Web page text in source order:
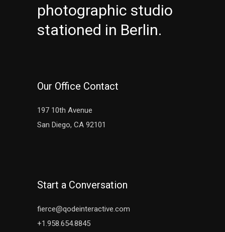
photographic studio
stationed in Berlin.
Our Office Contact
197 10th Avenue
San Diego, CA 92101
Start a Conversation
fierce@qodeinteractive.com
+1.958.654.8845